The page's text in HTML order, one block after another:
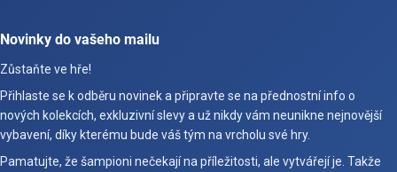
Novinky do vašeho mailu
Zůstaňte ve hře!
Přihlaste se k odběru novinek a připravte se na přednostní info o
nových kolekcích, exkluzivní slevy a už nikdy vám neunikne nejnovější
vybavení, díky kterému bude váš tým na vrcholu své hry.
Pamatujte, že šampioni nečekají na příležitosti, ale vytvářejí je. Takže